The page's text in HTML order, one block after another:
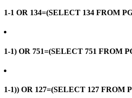
1-1 OR 134=(SELECT 134 FROM
1-1) OR 751=(SELECT 751 FROM
1-1)) OR 127=(SELECT 127 FROM